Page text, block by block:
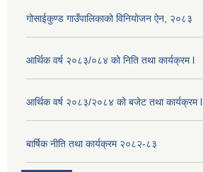
गोसाईकुण्ड गाउँपालिकाको विनियोजन ऐन, २०८३
आर्थिक वर्ष २०८३/०८४ को निति तथा कार्यक्रम l
आर्थिक वर्ष २०८३/२०८४ को बजेट तथा कार्यक्रम l
बार्षिक नीति तथा कार्यक्रम २०८२-८३